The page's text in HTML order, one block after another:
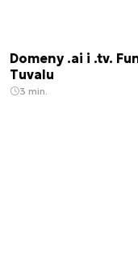
Domeny .ai i .tv.
Tuvalu
3 min.